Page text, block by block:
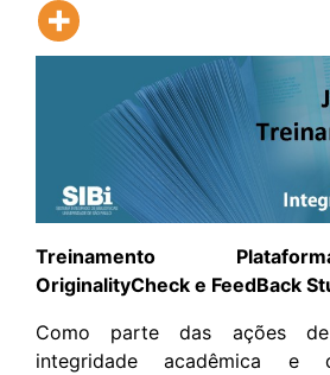
Treinamento
OriginalityCheck e FeedBack
Como parte das ações
integridade acadêmica e